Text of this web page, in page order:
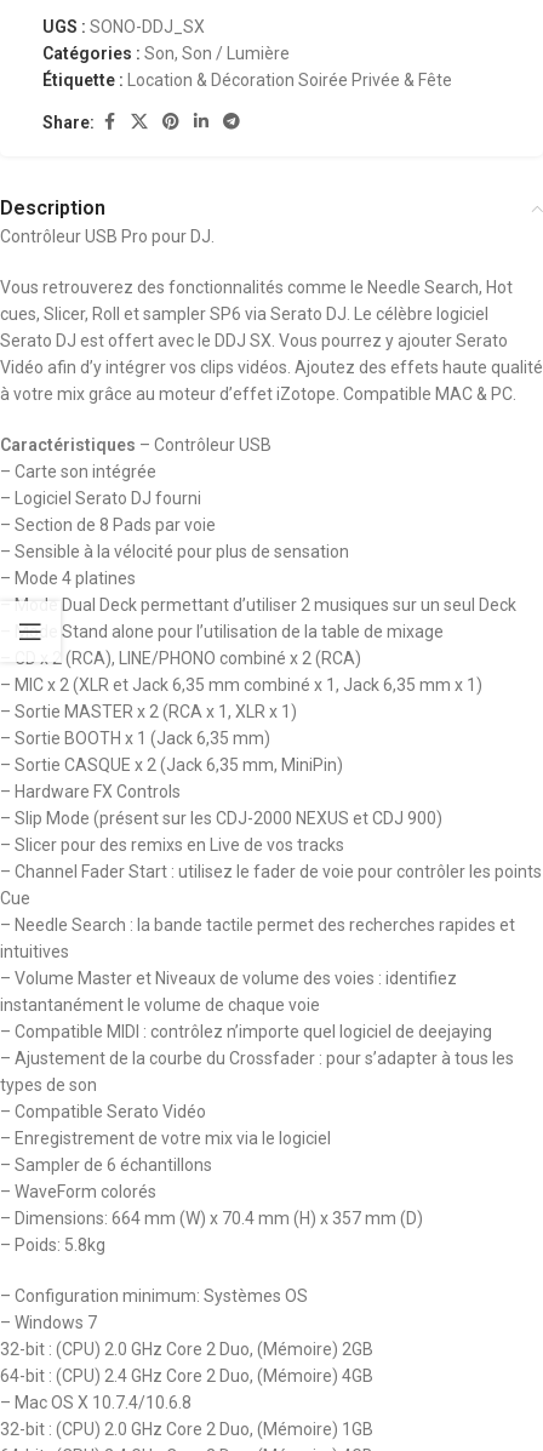
UGS : SONO-DDJ_SX
Catégories : Son, Son / Lumière
Étiquette : Location & Décoration Soirée Privée & Fête
Share:
Description
Contrôleur USB Pro pour DJ.
Vous retrouverez des fonctionnalités comme le Needle Search, Hot
cues, Slicer, Roll et sampler SP6 via Serato DJ. Le célèbre logiciel
Serato DJ est offert avec le DDJ SX. Vous pourrez y ajouter Serato
Vidéo afin d’y intégrer vos clips vidéos. Ajoutez des effets haute qualité
à votre mix grâce au moteur d’effet iZotope. Compatible MAC & PC.
Caractéristiques – Contrôleur USB
– Carte son intégrée
– Logiciel Serato DJ fourni
– Section de 8 Pads par voie
– Sensible à la vélocité pour plus de sensation
– Mode 4 platines
– Mode Dual Deck permettant d’utiliser 2 musiques sur un seul Deck
– Mode Stand alone pour l’utilisation de la table de mixage
– CD x 2 (RCA), LINE/PHONO combiné x 2 (RCA)
– MIC x 2 (XLR et Jack 6,35 mm combiné x 1, Jack 6,35 mm x 1)
– Sortie MASTER x 2 (RCA x 1, XLR x 1)
– Sortie BOOTH x 1 (Jack 6,35 mm)
– Sortie CASQUE x 2 (Jack 6,35 mm, MiniPin)
– Hardware FX Controls
– Slip Mode (présent sur les CDJ-2000 NEXUS et CDJ 900)
– Slicer pour des remixs en Live de vos tracks
– Channel Fader Start : utilisez le fader de voie pour contrôler les points
Cue
– Needle Search : la bande tactile permet des recherches rapides et
intuitives
– Volume Master et Niveaux de volume des voies : identifiez
instantanément le volume de chaque voie
– Compatible MIDI : contrôlez n’importe quel logiciel de deejaying
– Ajustement de la courbe du Crossfader : pour s’adapter à tous les
types de son
– Compatible Serato Vidéo
– Enregistrement de votre mix via le logiciel
– Sampler de 6 échantillons
– WaveForm colorés
– Dimensions: 664 mm (W) x 70.4 mm (H) x 357 mm (D)
– Poids: 5.8kg
– Configuration minimum: Systèmes OS
– Windows 7
32-bit : (CPU) 2.0 GHz Core 2 Duo, (Mémoire) 2GB
64-bit : (CPU) 2.4 GHz Core 2 Duo, (Mémoire) 4GB
– Mac OS X 10.7.4/10.6.8
32-bit : (CPU) 2.0 GHz Core 2 Duo, (Mémoire) 1GB